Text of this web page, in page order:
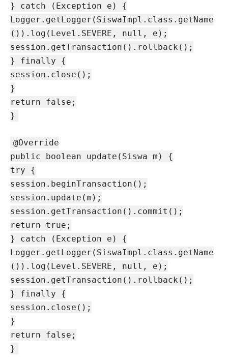
} catch (Exception e) {
Logger.getLogger(SiswaImpl.class.getName
()).log(Level.SEVERE, null, e);
session.getTransaction().rollback();
} finally {
session.close();
}
return false;
}
@Override
public boolean update(Siswa m) {
try {
session.beginTransaction();
session.update(m);
session.getTransaction().commit();
return true;
} catch (Exception e) {
Logger.getLogger(SiswaImpl.class.getName
()).log(Level.SEVERE, null, e);
session.getTransaction().rollback();
} finally {
session.close();
}
return false;
}